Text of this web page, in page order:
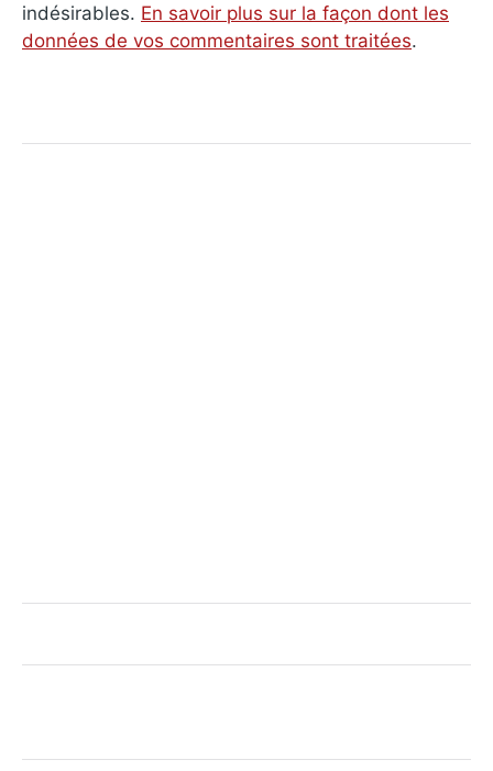
indésirables. En savoir plus sur la façon dont les
données de vos commentaires sont traitées.